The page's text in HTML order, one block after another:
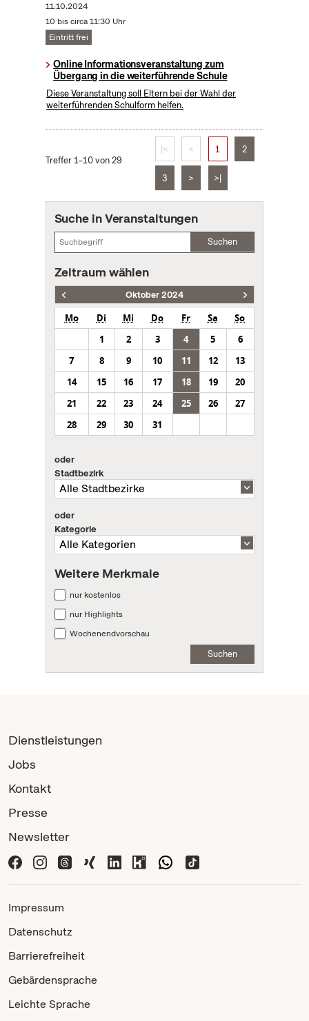
11.10.2024
10 bis circa 11:30 Uhr
Eintritt frei
Online Informationsveranstaltung zum
Übergang in die weiterführende Schule
Diese Veranstaltung soll Eltern bei der Wahl der
weiterführenden Schulform helfen.
Treffer 1–10 von 29
|< < 1 2
3 > >|
Suche in Veranstaltungen
Suchen
Zeitraum wählen
Oktober 2024
Mo Di Mi Do Fr Sa
So
1
2 3 4 5
6
7
8 9 10 11 12
13
14
15 16 17 18 19
20
21
22 23 24 25 26
27
28
29 30 31
oder
Stadtbezirk
oder
Kategorie
Weitere Merkmale
nur kostenlos
nur Highlights
Wochenendvorschau
Suchen
Dienstleistungen
Jobs
Kontakt
Presse
Newsletter
Impressum
Datenschutz
Barrierefreiheit
Gebärdensprache
Leichte Sprache